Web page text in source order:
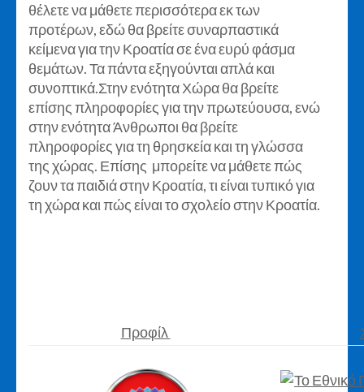
θέλετε να μάθετε περισσότερα εκ των
προτέρων, εδώ θα βρείτε συναρπαστικά
κείμενα για την Κροατία σε ένα ευρύ φάσμα
θεμάτων. Τα πάντα εξηγούνται απλά και
συνοπτικά.Στην ενότητα Χώρα θα βρείτε
επίσης πληροφορίες για την πρωτεύουσα, ενώ
στην ενότητα Άνθρωποι θα βρείτε
πληροφορίες για τη θρησκεία και τη γλώσσα
της χώρας. Επίσης μπορείτε να μάθετε πώς
ζουν τα παιδιά στην Κροατία, τι είναι τυπικό για
τη χώρα και πώς είναι το σχολείο στην Κροατία.
Προφίλ